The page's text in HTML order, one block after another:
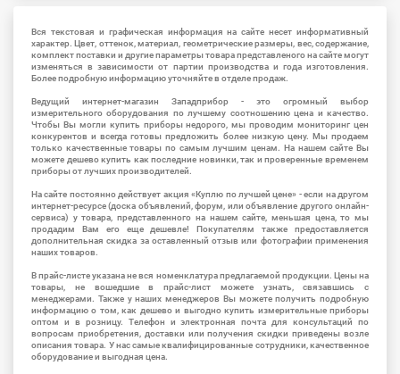
Вся текстовая и графическая информация на сайте несет информативный
характер. Цвет, оттенок, материал, геометрические размеры, вес, содержание,
комплект поставки и другие параметры товара представленого на сайте могут
изменяться в зависимости от партии производства и года изготовления.
Более подробную информацию уточняйте в отделе продаж.
Ведущий интернет-магазин Западприбор - это огромный выбор
измерительного оборудования по лучшему соотношению цена и качество.
Чтобы Вы могли купить приборы недорого, мы проводим мониторинг цен
конкурентов и всегда готовы предложить более низкую цену. Мы продаем
только качественные товары по самым лучшим ценам. На нашем сайте Вы
можете дешево купить как последние новинки, так и проверенные временем
приборы от лучших производителей.
На сайте постоянно действует акция «Куплю по лучшей цене» - если на другом
интернет-ресурсе (доска объявлений, форум, или объявление другого онлайн-
сервиса) у товара, представленного на нашем сайте, меньшая цена, то мы
продадим Вам его еще дешевле! Покупателям также предоставляется
дополнительная скидка за оставленный отзыв или фотографии применения
наших товаров.
В прайс-листе указана не вся номенклатура предлагаемой продукции. Цены на
товары, не вошедшие в прайс-лист можете узнать, связавшись с
менеджерами. Также у наших менеджеров Вы можете получить подробную
информацию о том, как дешево и выгодно купить измерительные приборы
оптом и в розницу. Телефон и электронная почта для консультаций по
вопросам приобретения, доставки или получения скидки приведены возле
описания товара. У нас самые квалифицированные сотрудники, качественное
оборудование и выгодная цена.